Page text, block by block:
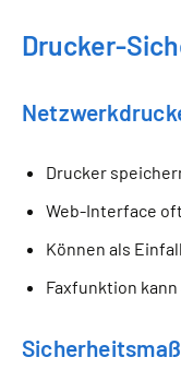
Drucker-
Drucker
Web-Interface
Können als
Faxfunktion